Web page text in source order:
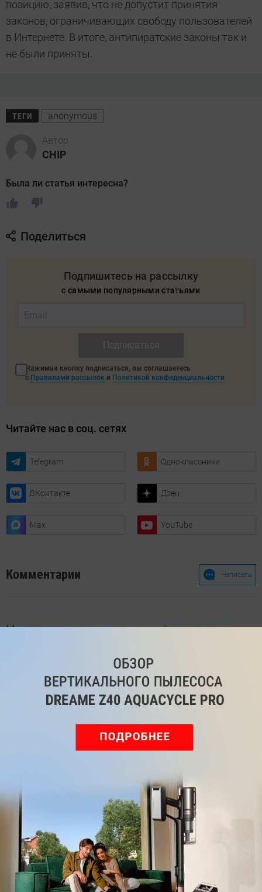
позицию, заявив, что не допустит принятия
законов, ограничивающих свободу пользователей
в Интернете. В итоге, антипиратские законы так и
не были приняты.
ТЕГИ anonymous
Автор
CHIP
Была ли статья интересна?
Поделиться
Подпишитесь на рассылку
с самыми популярными статьями
Нажимая кнопку подписаться, вы соглашаетесь
с Правилами рассылок и Политикой конфиденциальности
Читайте нас в соц. сетях
Telegram Одноклассники
ВКонтакте Дзен
Max YouTube
Комментарии Написать
Мы знаем, вам есть что сказать!
оставить комментарий
Рекомендуем